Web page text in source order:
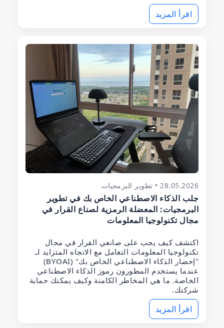
اقرأ المزيد
28.05.2026 • تطوير البرمجيات
جلب الذكاء الاصطناعي الخاص بك في تطوير
البرمجيات: المعضلة الرمزية لصناع القرار في
مجال تكنولوجيا المعلومات
اكتشف كيف يجب على صانعي القرار في مجال
تكنولوجيا المعلومات التعامل مع الاتجاه المتزايد لـ
"إحضار الذكاء الاصطناعي الخاص بك" (BYOAI)
عندما يستخدم المطورون رموز الذكاء الاصطناعي
الخاصة. ما هي المخاطر الكامنة وكيف يمكنك حماية
شركتك.
اقرأ المزيد